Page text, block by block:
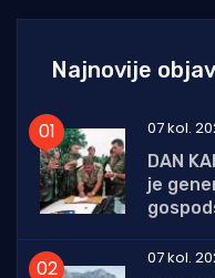
Najnovije
07 kol.
DAN
je
07 kol.